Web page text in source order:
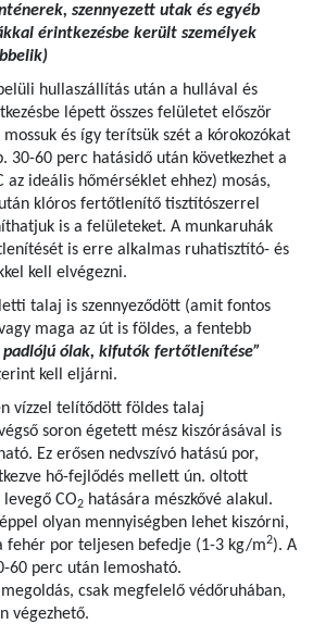
szennyezett utak és egyéb
érintkezésbe került személyek
hullaszállítás után a hullával és
lépett összes felületet először
és így terítsük szét a kórokozókat
30-60 perc hatásidő után következhet a
az ideális hőmérséklet ehhez) mosás,
klóros fertőtlenítő tisztítószerrel
is a felületeket. A munkaruhák
is erre alkalmas ruhatisztító- és
kell elvégezni.
talaj is szennyeződött (amit fontos
maga az út is földes, a fentebb
padlójú ólak, kifutók fertőtlenítése”
kell eljárni.
vízzel telítődött földes talaj
soron égetett mész kiszórásával is
Ez erősen nedvszívó hatású por,
hő-fejlődés mellett ún. oltott
levegő CO2 hatására mészkővé alakul.
olyan mennyiségben lehet kiszórni,
fehér por teljesen befedje (1-3 kg/m2). A
60 perc után lemosható.
csak megfelelő védőruhában,
végezhető.